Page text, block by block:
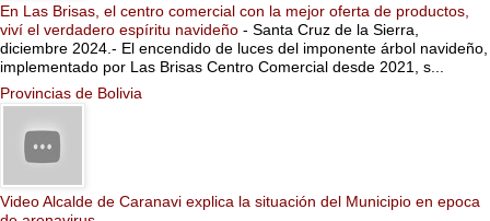
En Las Brisas, el centro comercial con la mejor oferta de productos,
viví el verdadero espíritu navideño - Santa Cruz de la Sierra,
diciembre 2024.- El encendido de luces del imponente árbol navideño,
implementado por Las Brisas Centro Comercial desde 2021, s...
Provincias de Bolivia
Video Alcalde de Caranavi explica la situación del Municipio en epoca